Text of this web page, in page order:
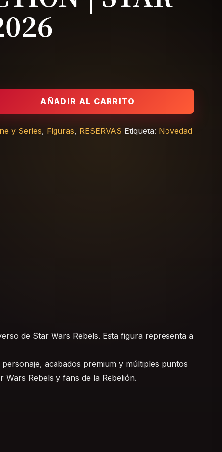
cm The Vintage Collection | Star Wars 2026 cantidad
AÑADIR AL CARRITO
y Series, Figuras, RESERVAS Etiqueta: Novedad
de Star Wars Rebels. Esta figura representa a
acabados premium y múltiples puntos
Rebels y fans de la Rebelión.